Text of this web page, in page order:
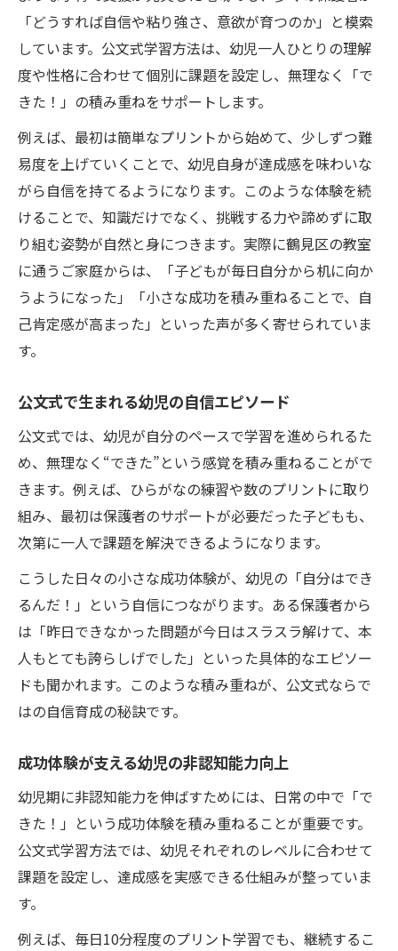
「どうすれば自信や粘り強さ、意欲が育つのか」と模索
しています。公文式学習方法は、幼児一人ひとりの理解
度や性格に合わせて個別に課題を設定し、無理なく「で
きた！」の積み重ねをサポートします。
例えば、最初は簡単なプリントから始めて、少しずつ難
易度を上げていくことで、幼児自身が達成感を味わいな
がら自信を持てるようになります。このような体験を続
けることで、知識だけでなく、挑戦する力や諦めずに取
り組む姿勢が自然と身につきます。実際に鶴見区の教室
に通うご家庭からは、「子どもが毎日自分から机に向か
うようになった」「小さな成功を積み重ねることで、自
己肯定感が高まった」といった声が多く寄せられていま
す。
公文式で生まれる幼児の自信エピソード
公文式では、幼児が自分のペースで学習を進められるた
め、無理なく“できた”という感覚を積み重ねることがで
きます。例えば、ひらがなの練習や数のプリントに取り
組み、最初は保護者のサポートが必要だった子どもも、
次第に一人で課題を解決できるようになります。
こうした日々の小さな成功体験が、幼児の「自分はでき
るんだ！」という自信につながります。ある保護者から
は「昨日できなかった問題が今日はスラスラ解けて、本
人もとても誇らしげでした」といった具体的なエピソー
ドも聞かれます。このような積み重ねが、公文式ならで
はの自信育成の秘訣です。
成功体験が支える幼児の非認知能力向上
幼児期に非認知能力を伸ばすためには、日常の中で「で
きた！」という成功体験を積み重ねることが重要です。
公文式学習方法では、幼児それぞれのレベルに合わせて
課題を設定し、達成感を実感できる仕組みが整っていま
す。
例えば、毎日10分程度のプリント学習でも、継続するこ